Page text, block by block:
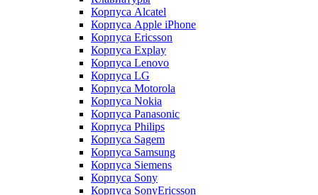
Корпуса Alcatel
Корпуса Apple iPhone
Корпуса Ericsson
Корпуса Explay
Корпуса Lenovo
Корпуса LG
Корпуса Motorola
Корпуса Nokia
Корпуса Panasonic
Корпуса Philips
Корпуса Sagem
Корпуса Samsung
Корпуса Siemens
Корпуса Sony
Корпуса SonyEricsson